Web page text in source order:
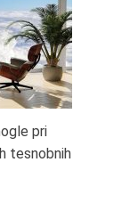
pri
tesnobnih